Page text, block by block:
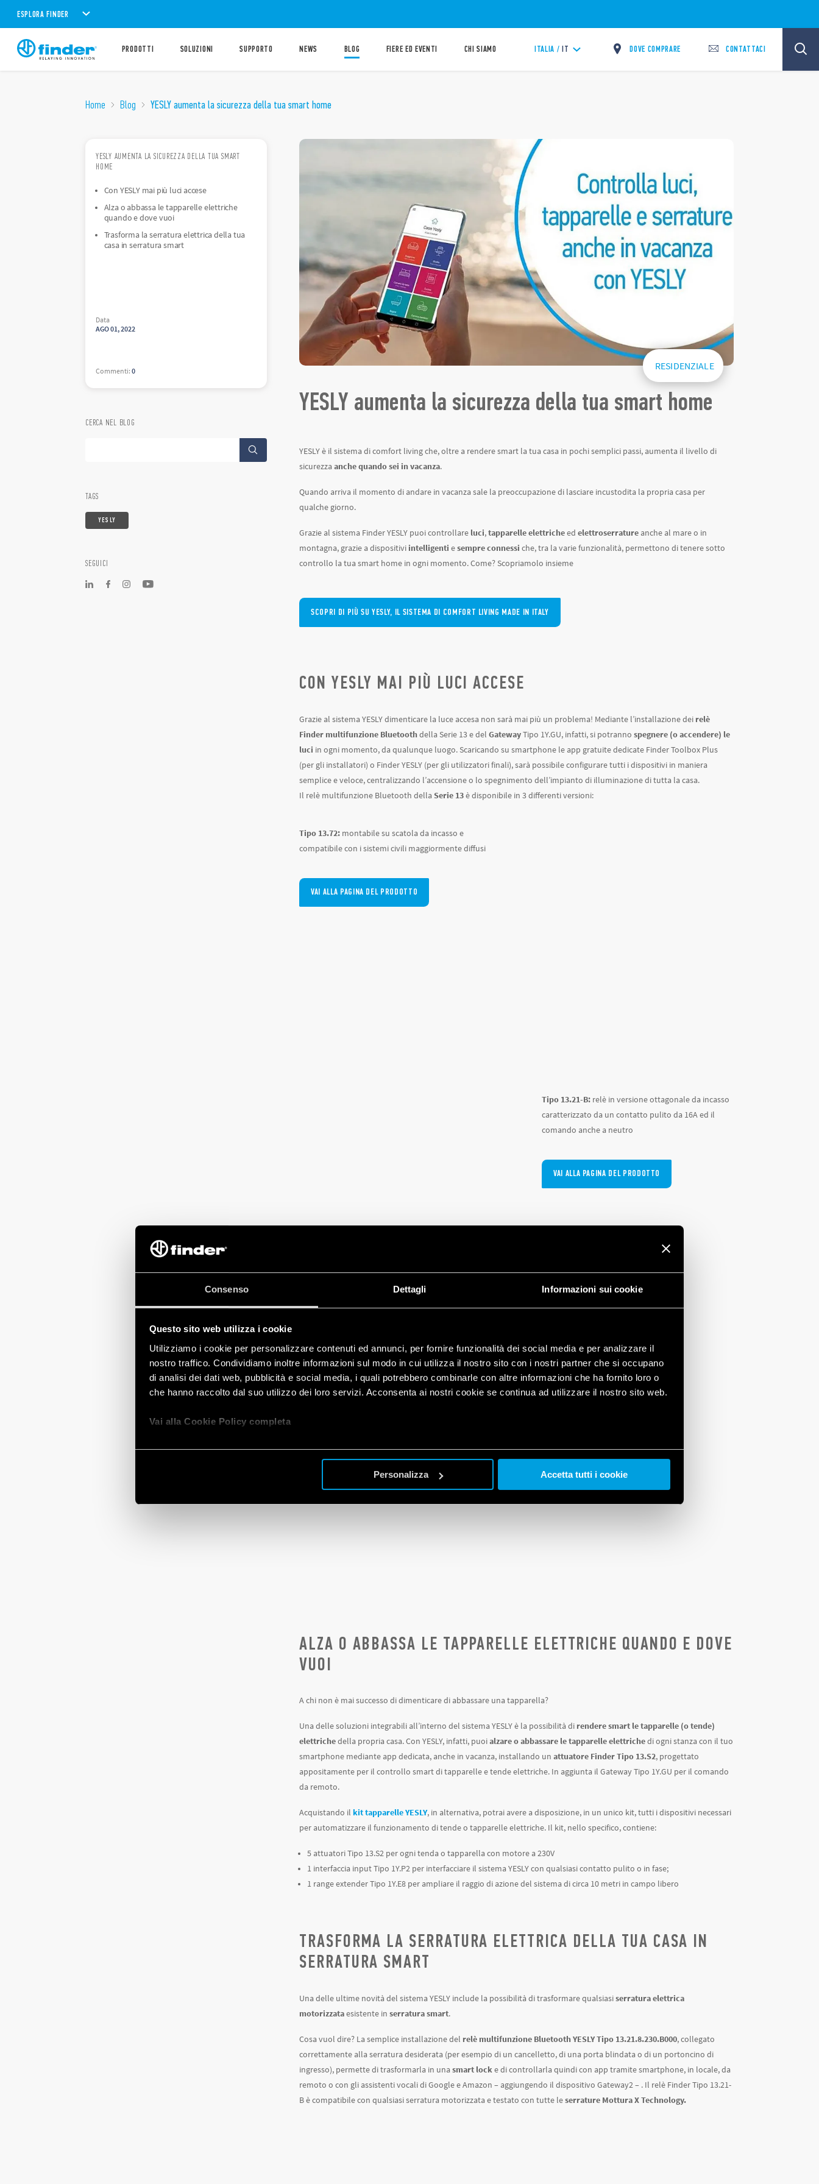
Consenso Dettagli Informazioni sui cookie
Questo sito web utilizza i cookie
Utilizziamo i cookie per personalizzare contenuti ed annunci, per fornire funzionalità dei social media e per analizzare il
nostro traffico. Condividiamo inoltre informazioni sul modo in cui utilizza il nostro sito con i nostri partner che si occupano
di analisi dei dati web, pubblicità e social media, i quali potrebbero combinarle con altre informazioni che ha fornito loro o
che hanno raccolto dal suo utilizzo dei loro servizi. Acconsenta ai nostri cookie se continua ad utilizzare il nostro sito web.
Vai alla Cookie Policy completa
Personalizza Accetta tutti i cookie
ESPLORA FINDER
PRODOTTI SOLUZIONI SUPPORTO NEWS BLOG FIERE ED EVENTI CHI SIAMO ITALIA / IT DOVE COMPRARE CONTATTACI
Home Blog YESLY aumenta la sicurezza della tua smart home
YESLY AUMENTA LA SICUREZZA DELLA TUA SMART
HOME
Con YESLY mai più luci accese
Alza o abbassa le tapparelle elettriche
quando e dove vuoi
Trasforma la serratura elettrica della tua
casa in serratura smart
Data
AGO01,2022
Commenti: 0
CERCA NEL BLOG
TAGS
YESLY
SEGUICI
RESIDENZIALE
YESLY aumenta la sicurezza della tua smart home
YESLY è il sistema di comfort living che, oltre a rendere smart la tua casa in pochi semplici passi, aumenta il livello di
sicurezzaanche quando sei in vacanza.
Quando arriva il momento di andare in vacanza sale la preoccupazione di lasciare incustodita la propria casa per
qualche giorno.
Grazie al sistema Finder YESLY puoi controllare luci,tapparelle elettricheedelettroserrature anche al mare o in
montagna, grazie a dispositivi intelligentiesempre connessi che, tra la varie funzionalità, permettono di tenere sotto
controllo la tua smart home in ogni momento. Come? Scopriamolo insieme
SCOPRI DI PIÙ SU YESLY, IL SISTEMA DI COMFORT LIVING MADE IN ITALY
CON YESLY MAI PIÙ LUCI ACCESE
Grazie al sistema YESLY dimenticare la luce accesa non sarà mai più un problema! Mediante l’installazione dei relè
Finder multifunzione Bluetoothdella Serie 13 e delGatewayTipo 1Y.GU, infatti, si potrannospegnere (o accendere) le
luci in ogni momento, da qualunque luogo. Scaricando su smartphone le app gratuite dedicate Finder Toolbox Plus
(per gli installatori) o Finder YESLY (per gli utilizzatori finali), sarà possibile configurare tutti i dispositivi in maniera
semplice e veloce, centralizzando l’accensione o lo spegnimento dell’impianto di illuminazione di tutta la casa.
Il relè multifunzione Bluetooth della Serie 13è disponibile in 3 differenti versioni:
Tipo 13.72: montabile su scatola da incasso e
compatibile con i sistemi civili maggiormente diffusi
VAI ALLA PAGINA DEL PRODOTTO
Tipo 13.21-B: relè in versione ottagonale da incasso
caratterizzato da un contatto pulito da 16A ed il
comando anche a neutro
VAI ALLA PAGINA DEL PRODOTTO
Tipo 13.22:relè in versione ottagonale da incasso
caratterizzato da 2 uscite da 6A e 21 funzioni
impostabili.
ALZA O ABBASSA LE TAPPARELLE ELETTRICHE QUANDO E DOVE
VUOI
A chi non è mai successo di dimenticare di abbassare una tapparella?
Una delle soluzioni integrabili all’interno del sistema YESLY è la possibilità di rendere smart le tapparelle (o tende)
elettrichedella propria casa. Con YESLY, infatti, puoialzare o abbassare le tapparelle elettrichedi ogni stanza con il tuo
smartphone mediante app dedicata, anche in vacanza, installando unattuatore Finder Tipo 13.S2, progettato
appositamente per il controllo smart di tapparelle e tende elettriche. In aggiunta il Gateway Tipo 1Y.GU per il comando
da remoto.
Acquistando ilkit tapparelle YESLY, in alternativa, potrai avere a disposizione, in un unico kit, tutti i dispositivi necessari
per automatizzare il funzionamento di tende o tapparelle elettriche. Il kit, nello specifico, contiene:
5 attuatori Tipo 13.S2 per ogni tenda o tapparella con motore a 230V
1 interfaccia input Tipo 1Y.P2 per interfacciare il sistema YESLY con qualsiasi contatto pulito o in fase;
1 range extender Tipo 1Y.E8 per ampliare il raggio di azione del sistema di circa 10 metri in campo libero
TRASFORMA LA SERRATURA ELETTRICA DELLA TUA CASA IN
SERRATURA SMART
Una delle ultime novità del sistema YESLY include la possibilità di trasformare qualsiasiserratura elettrica
motorizzataesistente inserratura smart.
Cosa vuol dire? La semplice installazione del relè multifunzione Bluetooth YESLY Tipo 13.21.8.230.B000, collegato
correttamente alla serratura desiderata (per esempio di un cancelletto, di una porta blindata o di un portoncino di
ingresso), permette di trasformarla in unasmart locke di controllarla quindi con app tramite smartphone, in locale, da
remoto o con gli assistenti vocali di Google e Amazon – aggiungendo il dispositivo Gateway2 – . Il relè Finder Tipo 13.21-
B è compatibile con qualsiasi serratura motorizzata e testato con tutte leserrature Mottura X Technology.